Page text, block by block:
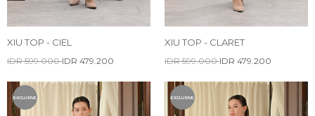
XIU TOP - CIEL
IDR 599.000IDR 479.200
XIU TOP - CLARET
IDR 599.000IDR 479.200
EXCLUSIVE EXCLUSIVE